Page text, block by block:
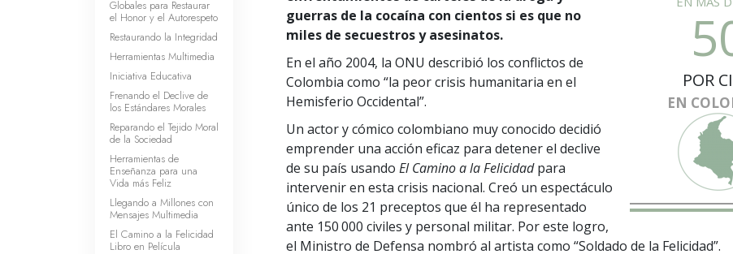
POR
EN
guerras de la cocaína con cientos si es que no
miles de secuestros y asesinatos.
En el año 2004, la ONU describió los conflictos de
Colombia como “la peor crisis humanitaria en el
Hemisferio Occidental”.
Un actor y cómico colombiano muy conocido decidió
emprender una acción eficaz para detener el declive
de su país usando El Camino a la Felicidadpara
intervenir en esta crisis nacional. Creó un espectáculo
único de los 21 preceptos que él ha representado
ante 150 000 civiles y personal militar. Por este logro,
el Ministro de Defensa nombró al artista como “Soldado de la Felicidad”.
Globales para Restaurar
el Honor y el Autorespeto
Restaurando la Integridad
Herramientas Multimedia
Iniciativa Educativa
Frenando el Declive de
los Estándares Morales
Reparando el Tejido Moral
de la Sociedad
Herramientas de
Enseñanza para una
Vida más Feliz
Llegando a Millones con
Mensajes Multimedia
El Camino a la Felicidad
Libro en Película